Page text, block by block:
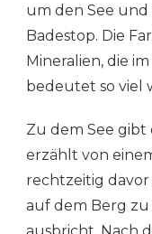
um den See
Badestop. Die
Mineralien, die
bedeutet so viel
Zu dem See gibt
erzählt von
rechtzeitig
auf dem Berg zu
ausbricht. Nach